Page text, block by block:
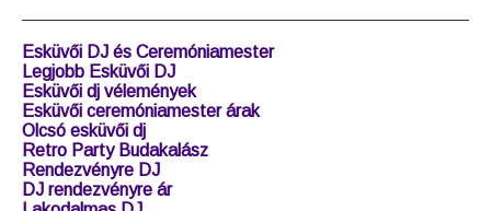
Használt CD eladás
Társa Pagony Esküvő
Balaton Hochzeit DJ
CD DVD Felvásárlás
Berbekucz Tanya Esküvő Pécel
CIKKEK